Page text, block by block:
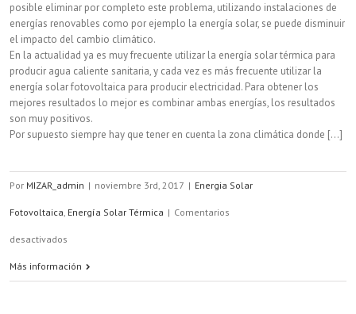
posible eliminar por completo este problema, utilizando instalaciones de
energías renovables como por ejemplo la energía solar, se puede disminuir
el impacto del cambio climático.
En la actualidad ya es muy frecuente utilizar la energía solar térmica para
producir agua caliente sanitaria, y cada vez es más frecuente utilizar la
energía solar fotovoltaica para producir electricidad. Para obtener los
mejores resultados lo mejor es combinar ambas energías, los resultados
son muy positivos.
Por supuesto siempre hay que tener en cuenta la zona climática donde [...]
Por MIZAR_admin | noviembre 3rd, 2017 | Energia Solar
Fotovoltaica, Energía Solar Térmica | Comentarios
desactivados
Ahorrar
Más información